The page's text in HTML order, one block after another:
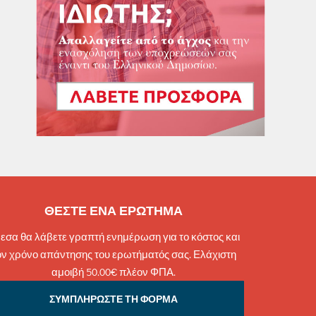
ΘΕΣΤΕ ΕΝΑ ΕΡΩΤΗΜΑ
θα λάβετε γραπτή ενημέρωση για το κόστος και
χρόνο απάντησης του ερωτήματός σας. Ελάχιστη
αμοιβή 50.00€ πλέον ΦΠΑ.
ΣΥΜΠΛΗΡΩΣΤΕ ΤΗ ΦΟΡΜΑ